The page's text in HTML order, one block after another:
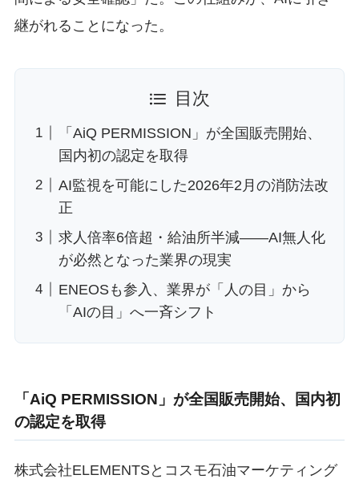
継がれることになった。
目次
「AiQ PERMISSION」が全国販売開始、
国内初の認定を取得
AI監視を可能にした2026年2月の消防法改
正
求人倍率6倍超・給油所半減——AI無人化
が必然となった業界の現実
ENEOSも参入、業界が「人の目」から
「AIの目」へ一斉シフト
「AiQ PERMISSION」が全国販売開始、国内初
の認定を取得
株式会社ELEMENTSとコスモ石油マーケティング